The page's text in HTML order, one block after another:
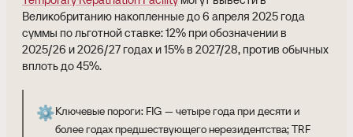
Великобританию накопленные до 6 апреля 2025 года
суммы по льготной ставке: 12% при обозначении в
2025/26 и 2026/27 годах и 15% в 2027/28, против обычных
вплоть до 45%.
⚙️Ключевые пороги: FIG — четыре года при десяти и
более годах предшествующего нерезидентства; TRF